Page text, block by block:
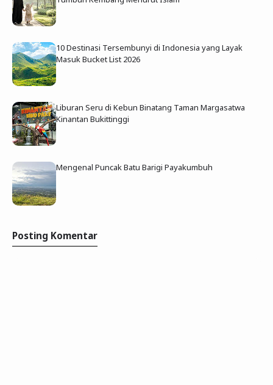
10 Destinasi Tersembunyi di Indonesia yang Layak
Masuk Bucket List 2026
Liburan Seru di Kebun Binatang Taman Margasatwa
Kinantan Bukittinggi
Mengenal Puncak Batu Barigi Payakumbuh
Posting Komentar